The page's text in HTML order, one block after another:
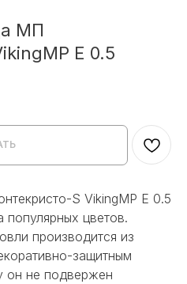
МП
E 0.5
S VikingMP E 0.5
популярных цветов.
производится из
защитным
он не подвержен